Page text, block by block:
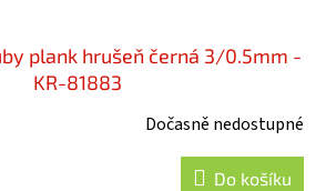
plank hrušeň černá 3/0.5mm -
KR-81883
Dočasně nedostupné
Do košíku